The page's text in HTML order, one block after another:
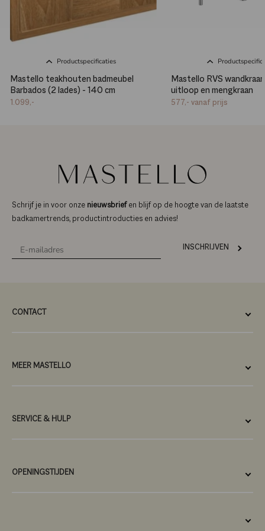
Productspecificaties
Mastello teakhouten badmeubel
Barbados (2 lades) - 140 cm
1.099,-
Mastello RVS
uitloop en mengkraan
577,- vanaf prijs
Schrijf je in voor onze nieuwsbrief en blijf op de hoogte van de laatste
badkamertrends, productintroducties en advies!
INSCHRIJVEN
CONTACT
MEER MASTELLO
SERVICE & HULP
OPENINGSTIJDEN